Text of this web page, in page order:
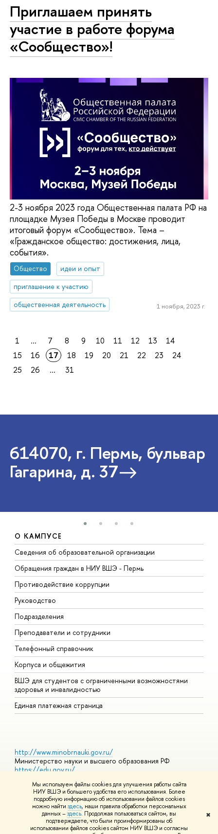
Мы используем файлы cookies для улучшения работы сайта
НИУ ВШЭ и большего удобства его использования. Более
подробную информацию об использовании файлов cookies
можно найти здесь, наши правила обработки персональных
данных –здесь. Продолжая пользоваться сайтом, вы
подтверждаете, что были проинформированы об
использовании файлов cookies сайтом НИУ ВШЭ и согласны
✖
Приглашаем принять
участие в работе форума
«Сообщество»!
2-3 ноября 2023 года Общественная палата РФ на
площадке Музея Победы в Москве проводит
итоговый форум «Сообщество». Тема –
«Гражданское общество: достижения, лица,
события».
Общество
идеи и опыт
приглашение к участию
общественная деятельность
1 ноября, 2023 г.
1 ... 7 8 9 10 11 12 13
14
15
16 17 18 19 20 21 22 23
24
25
26 ... 31
614070, г. Пермь, бульвар
Гагарина, д. 37
О КАМПУСЕ
Сведения об образовательной организации
Обращения граждан в НИУ ВШЭ - Пермь
Противодействие коррупции
Руководство
Подразделения
Преподаватели и сотрудники
Телефонный справочник
Корпуса и общежития
ВШЭ для студентов с ограниченными возможностями
здоровья и инвалидностью
Единая платежная страница
http://www.minobrnauki.gov.ru/
Министерство науки и высшего образования РФ
https://edu.gov.ru/
https://elearning.hse.ru/mooc
Массовые открытые онлайн-курсы
© НИУ ВШЭ 1993–2026 Условия использования материалов